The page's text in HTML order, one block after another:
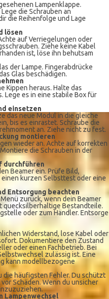
Lampenklappe.
die Schrauben an
die Reihenfolge und Lage
lösen
auf Verriegelungen oder
Ziehe keine Kabel
ist, löse ihn behutsam
der Lampe. Fingerabdrücke
Glas beschädigen.
Kippen heraus. Halte das
Lege es in eine stabile Box für
einsetzen
das neue Modul in die gleiche
bis es einrastet. Schraube die
an. Ziehe nicht zu fest.
montieren
wieder an. Achte auf korrekten
die Schrauben in der
durchführen
Beamer ein. Prüfe Bild,
kurzen Selbsttest oder eine
Entsorgung beachten
zurück, wenn dein Beamer
quecksilberhaltige Bestandteile.
oder zum Händler. Entsorge
Widerstand, lose Kabel oder
Dokumentiere den Zustand
oder einen Fachbetrieb. Bei
zulässig ist. Eine
kann modellbezogene
häufigsten Fehler. Du schützt
Schäden. Wenn du unsicher
Lampenwechsel